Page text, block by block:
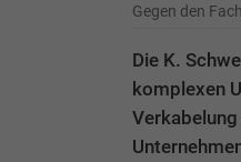
Gegen den
Die K.
komplexen